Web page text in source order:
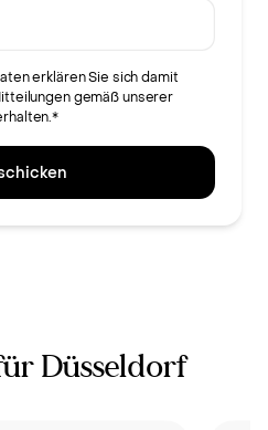
erklären Sie sich damit
gemäß unserer
Düsseldorf